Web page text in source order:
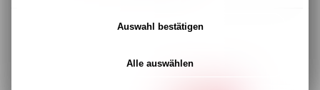
Auswahl bestätigen
Alle auswählen